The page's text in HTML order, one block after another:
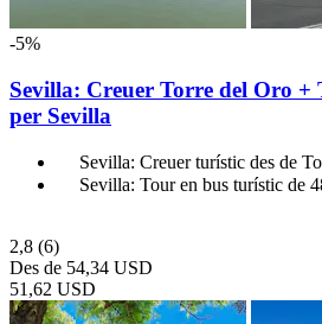
-5%
Sevilla: Creuer Torre del Oro +
per Sevilla
Sevilla: Creuer turístic des de
Sevilla: Tour en bus turístic de
2,8 (6)
Des de 54,34 USD
51,62 USD